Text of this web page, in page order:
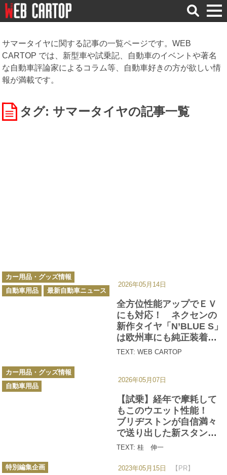
検
索
サマータイヤに関する記事の一覧ページです。WEB
CARTOP では、新型車や試乗記、自動車のイベントや著名
な自動車評論家によるコラム等、自動車好きの方が欲しい情
報が満載です。
タグ: サマータイヤの記事一覧
全方位性能アップでＥＶ
にも対応！ ネクセンの
新作タイヤ「N’BLUE S」
は欧州車にも純正装着さ
れる実力派だ!!
TEXT: WEB CARTOP
カ
テ
ゴ
リ
ー
カー用品・グッズ情報
自動車用品
最新自動車ニュース
2026年05月14日
【試乗】経年で摩耗して
もこのウエット性能！
ブリヂストンが自信満々
で送り出した新スタンダ
ードタイヤ「フィネッサ
い
TEXT: 桂 伸一
カ
テ
ゴ
リ
ー
カー用品・グッズ情報
自動車用品
2026年05月07日
カ
テ
特別編集企画 2023年05月15日 【PR】